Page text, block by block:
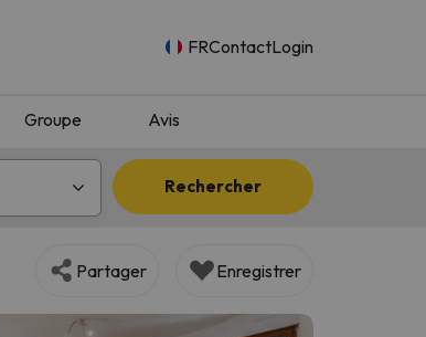
FRContactLogin
Groupe Avis
Rechercher
Partager Enregistrer